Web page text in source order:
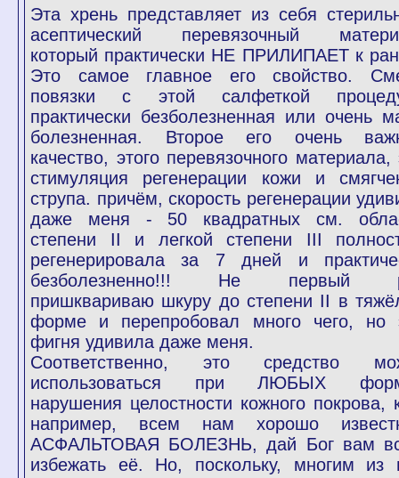
Эта хрень представляет из себя
асептический перевязочный
который практически НЕ ПРИЛИПАЕТ к
Это самое главное его свойство.
повязки с этой салфеткой
практически безболезненная или очень
болезненная. Второе его очень
качество, этого перевязочного материала,
стимуляция регенерации кожи и
струпа. причём, скорость регенерации
даже меня - 50 квадратных см.
степени II и легкой степени III
регенерировала за 7 дней и
безболезненно!!! Не первый
пришквариваю шкуру до степени II в
форме и перепробовал много чего, но
фигня удивила даже меня.
Соответственно, это средство
использоваться при ЛЮБЫХ
нарушения целостности кожного покрова,
например, всем нам хорошо
АСФАЛЬТОВАЯ БОЛЕЗНЬ, дай Бог вам
избежать её. Но, поскольку, многим из